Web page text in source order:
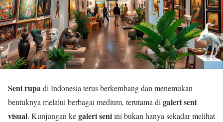
Seni rupadi Indonesia terus berkembang dan menemukan
bentuknya melalui berbagai medium, terutama di galeri seni
visual. Kunjungan kegaleri seniini bukan hanya sekadar melihat